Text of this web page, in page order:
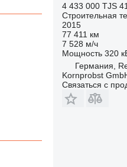
4 433 000 TJS
Строительная
2015
77 411 км
7 528 м/ч
Мощность 320
Германия,
Kornprobst
Связаться с